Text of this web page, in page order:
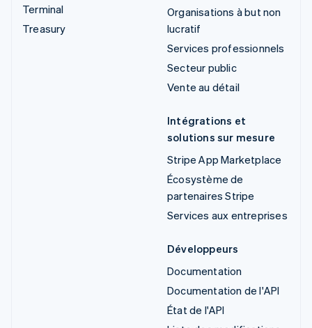
Terminal
Treasury
Organisations à but non
lucratif
Services professionnels
Secteur public
Vente au détail
Intégrations et
solutions sur mesure
Stripe App Marketplace
Écosystème de
partenaires Stripe
Services aux entreprises
Développeurs
Documentation
Documentation de l'API
État de l'API